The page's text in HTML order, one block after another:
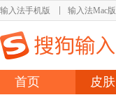
输入法手机版 输入法Mac版
首页 皮肤